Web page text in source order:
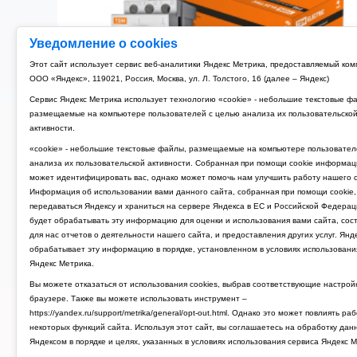
Уведомление о cookies
Этот сайт использует сервис веб-аналитики Яндекс Метрика, предоставляемый
ООО «Яндекс», 119021, Россия, Москва, ул. Л. Толстого, 16 (далее – Яндекс)
Сервис Яндекс Метрика использует технологию «cookie» - небольшие текстовые
размещаемые на компьютере пользователей с целью анализа их пользовательской
активности.
«cookie» - небольшие текстовые файлы, размещаемые на компьютере
анализа их пользовательской активности. Собранная при помощи cookie
может идентифицировать вас, однако может помочь нам улучшить работу нашего
Информация об использовании вами данного сайта, собранная при помощи cookie,
передаваться Яндексу и храниться на сервере Яндекса в ЕС и Российской
будет обрабатывать эту информацию для оценки и использования вами сайта,
для нас отчетов о деятельности нашего сайта, и предоставления других услуг.
обрабатывает эту информацию в порядке, установленном в условиях
Яндекс Метрика.
Вы можете отказаться от использования cookies, выбрав соответствующие
браузере. Также вы можете использовать инструмент –
https://yandex.ru/support/metrika/general/opt-out.html. Однако это может повлиять
некоторых функций сайта. Используя этот сайт, вы соглашаетесь на обработку
Яндексом в порядке и целях, указанных в условиях использования сервиса Яндекс
Рубильник модульный 3P 125A TDM РМ-125 (4)
4 674 руб.
ГЛАВНАЯ ПОЛИТИКА